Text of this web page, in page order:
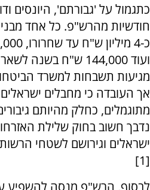
כתגמול על 'גבורתם', היונסים
חודשיות מהרש"פ. כל אחד
ועוד 144,000 ש"ח
מגיעות תשבחות למשרד
אך העובדה כי מחבלים ישראלים
מתוגמלים, כחלק מהיותם
נדבך חשוב בחוק שלילת
ישראלים וגירושם לשטחי
[1]
לבסוף, הרש"פ מנסה להשפיע